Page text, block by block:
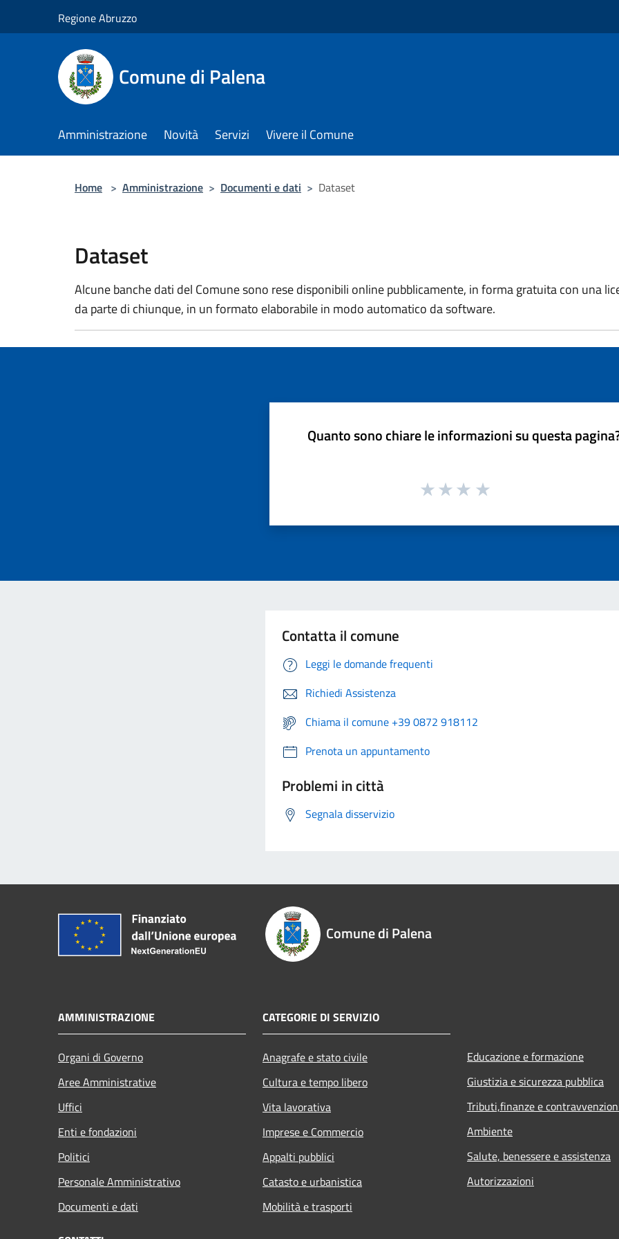
Regione Abruzzo
Comune di Palena
Amministrazione Novità Servizi Vivere il Comune
Home > Amministrazione > Documenti e dati > Dataset
Dataset
Alcune banche dati del Comune sono rese disponibili online pubblicamente, in forma gratuita con una
da parte di chiunque, in un formato elaborabile in modo automatico da software.
Quanto sono chiare le informazioni su questa
Contatta il comune
Leggi le domande frequenti
Richiedi Assistenza
Chiama il comune +39 0872 918112
Prenota un appuntamento
Problemi in città
Segnala disservizio
Comune di Palena
AMMINISTRAZIONE
Organi di Governo
Aree Amministrative
Uffici
Enti e fondazioni
Politici
Personale Amministrativo
Documenti e dati
CATEGORIE DI SERVIZIO
Anagrafe e stato civile
Cultura e tempo libero
Vita lavorativa
Imprese e Commercio
Appalti pubblici
Catasto e urbanistica
Mobilità e trasporti
Educazione e formazione
Giustizia e sicurezza pubblica
Tributi,finanze e
Ambiente
Salute, benessere e assistenza
Autorizzazioni